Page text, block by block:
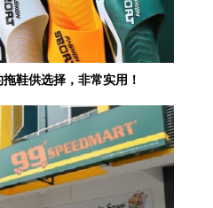
鞋供选择，非常实用！